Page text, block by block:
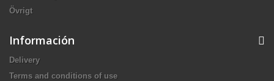
Övrigt
Información
Delivery
Terms and conditions of use